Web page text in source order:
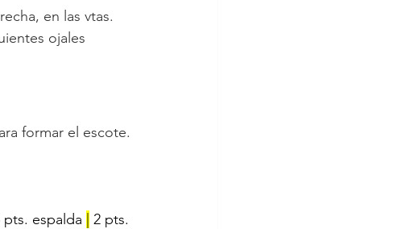
en las vtas.
ojales
formar el escote.
pts. espalda
2 pts.